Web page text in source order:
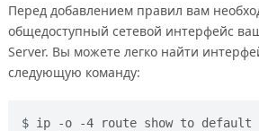
Перед добавлением правил вам
общедоступный сетевой интерфейс
Server. Вы можете легко найти
следующую команду:
ip -o -4 route show to